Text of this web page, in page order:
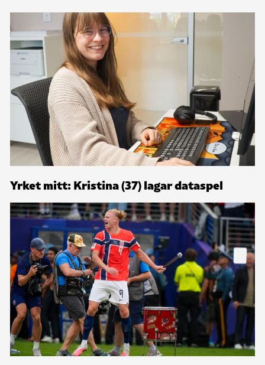
Yrket mitt: Kristina (37) lagar dataspel